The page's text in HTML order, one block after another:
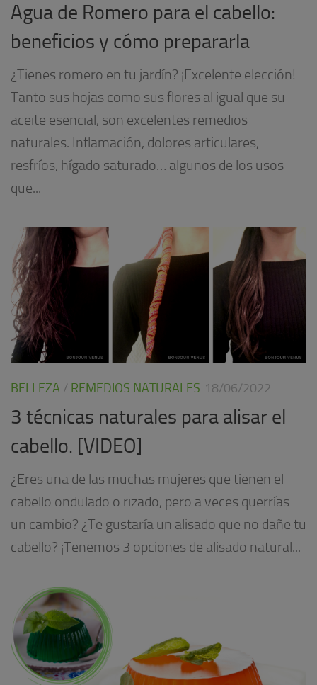
Agua de Romero para el cabello:
beneficios y cómo prepararla
¿Tienes romero en tu jardín? ¡Excelente elección!
Tanto sus hojas como sus flores al igual que su
aceite esencial, son excelentes remedios
naturales. Inflamación, dolores articulares,
resfríos, hígado saturado… algunos de los usos
que...
BELLEZA / REMEDIOS NATURALES 18/06/2022
3 técnicas naturales para alisar el
cabello. [VIDEO]
¿Eres una de las muchas mujeres que tienen el
cabello ondulado o rizado, pero a veces querrías
un cambio? ¿Te gustaría un alisado que no dañe tu
cabello? ¡Tenemos 3 opciones de alisado natural...